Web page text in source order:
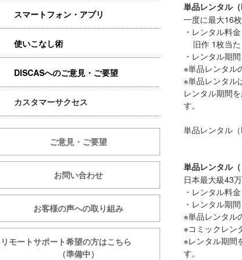
スマートフォン・アプリ
使いこなし術
DISCASへのご意見・ご要望
カスタマーサクセス
ご意見・ご要望
お問い合わせ
お客様の声への取り組み
リモートサポート希望の方はこちら
（準備中）
単品レンタル（
一度に最大16
・レンタル料
旧作 1枚当た
・レンタル期
※単品レンタル
※単品レンタル
レンタル期間
す。
単品レンタル
単品レンタル（
日本最大級43
・レンタル料
・レンタル期
※単品レンタル
※コミックレン
※レンタル期間
す。